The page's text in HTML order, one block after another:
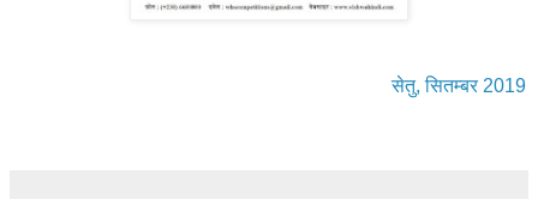
सेतु, सितम्बर 2019